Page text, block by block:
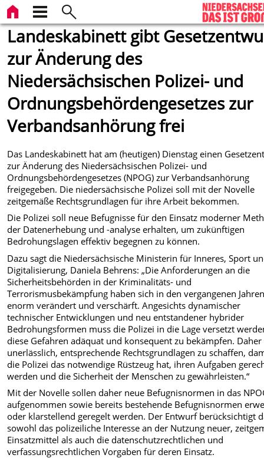
Landeskabinett gibt
zur Änderung des
Niedersächsischen Polizei- und
Ordnungsbehördengesetzes zur
Verbandsanhörung frei
Das Landeskabinett hat am (heutigen) Dienstag einen
zur Änderung des Niedersächsischen Polizei- und
Ordnungsbehördengesetzes (NPOG) zur Verbandsanhörung
freigegeben. Die niedersächsische Polizei soll mit der Novelle
zeitgemäße Rechtsgrundlagen für ihre Arbeit bekommen.
Die Polizei soll neue Befugnisse für den Einsatz moderner
der Datenerhebung und -analyse erhalten, um zukünftigen
Bedrohungslagen effektiv begegnen zu können.
Dazu sagt die Niedersächsische Ministerin für Inneres, Sport
Digitalisierung, Daniela Behrens: „Die Anforderungen an die
Sicherheitsbehörden in der Kriminalitäts- und
Terrorismusbekämpfung haben sich in den vergangenen
enorm verändert und verschärft. Angesichts dynamischer
technischer Entwicklungen und neu entstandener hybrider
Bedrohungsformen muss die Polizei in die Lage versetzt
diese Gefahren adäquat und konsequent zu bekämpfen. Daher
unerlässlich, entsprechende Rechtsgrundlagen zu schaffen,
die Polizei das notwendige Rüstzeug hat, ihren Aufgaben
werden und die Sicherheit der Menschen zu gewährleisten.“
Mit der Novelle sollen daher neue Befugnisnormen in das
aufgenommen sowie bereits bestehende Befugnisnormen
oder klarstellend geregelt werden. Der Entwurf berücksichtigt
sowohl das polizeiliche Interesse an der Nutzung neuer,
Einsatzmittel als auch die datenschutzrechtlichen und
verfassungsrechtlichen Vorgaben für deren Einsatz.